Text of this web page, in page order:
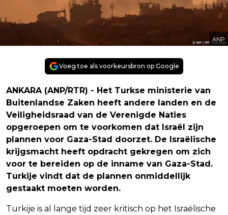
ANP
Voeg toe als voorkeursbron op Google
ANKARA (ANP/RTR) - Het Turkse ministerie van
Buitenlandse Zaken heeft andere landen en de
Veiligheidsraad van de Verenigde Naties
opgeroepen om te voorkomen dat Israël zijn
plannen voor Gaza-Stad doorzet. De Israëlische
krijgsmacht heeft opdracht gekregen om zich
voor te bereiden op de inname van Gaza-Stad.
Turkije vindt dat de plannen onmiddellijk
gestaakt moeten worden.
Turkije is al lange tijd zeer kritisch op het Israëlische